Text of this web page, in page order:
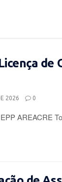
de
2026 0
AREACRE